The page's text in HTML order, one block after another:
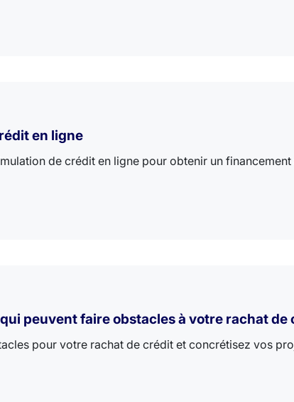
en ligne
de crédit en ligne pour obtenir un
peuvent faire obstacles à votre rachat de
pour votre rachat de crédit et concrétisez vos